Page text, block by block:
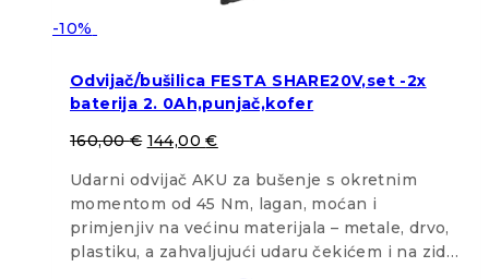
-10%
Odvijač/bušilica FESTA SHARE20V,set -2x
baterija 2. 0Ah,punjač,kofer
160,00€ 144,00€
Udarni odvijač AKU za bušenje s okretnim
momentom od 45 Nm, lagan, moćan i
primjenjiv na većinu materijala – metale, drvo,
plastiku, a zahvaljujući udaru čekićem i na zid…